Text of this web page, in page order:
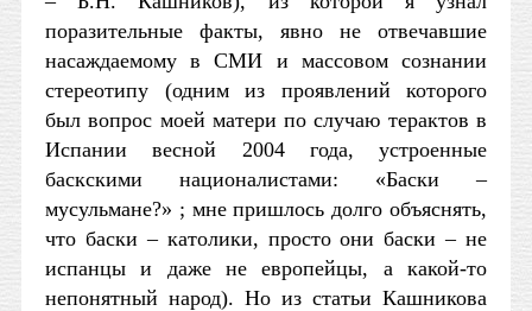
поразительные факты, явно не отвечавшие
насаждаемому в СМИ и массовом сознании
стереотипу (одним из проявлений которого
был вопрос моей матери по случаю терактов в
Испании весной 2004 года, устроенные
баскскими националистами: «Баски –
мусульмане?» ; мне пришлось долго объяснять,
что баски – католики, просто они баски – не
испанцы и даже не европейцы, а какой-то
непонятный народ). Но из статьи Кашникова